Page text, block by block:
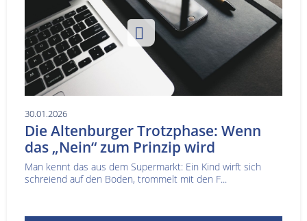
30.01.2026
Die Altenburger Trotzphase: Wenn
das „Nein“ zum Prinzip wird
Man kennt das aus dem Supermarkt: Ein Kind wirft sich
schreiend auf den Boden, trommelt mit den F...